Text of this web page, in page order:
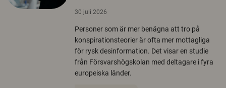
30 juli 2026
Personer som är mer benägna att tro på
konspirationsteorier är ofta mer mottagliga
för rysk desinformation. Det visar en studie
från Försvarshögskolan med deltagare i fyra
europeiska länder.